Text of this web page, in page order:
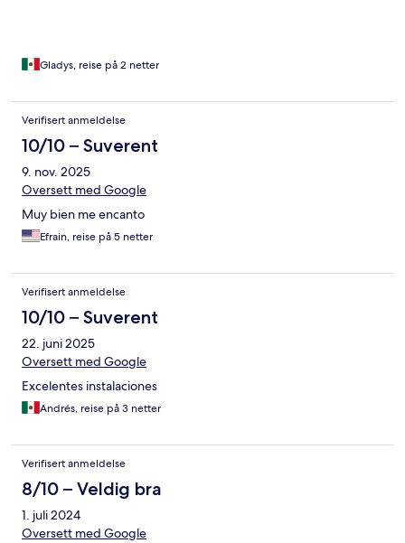
Gladys, reise på 2 netter
Verifisert anmeldelse
10/10 – Suverent
9. nov. 2025
Oversett med Google
Muy bien me encanto
Efrain, reise på 5 netter
Verifisert anmeldelse
10/10 – Suverent
22. juni 2025
Oversett med Google
Excelentes instalaciones
Andrés, reise på 3 netter
Verifisert anmeldelse
8/10 – Veldig bra
1. juli 2024
Oversett med Google